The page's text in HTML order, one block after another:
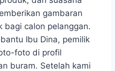
gambaran
bagi calon pelanggan.
Ibu Dina, pemilik
foto di profil
buram. Setelah kami